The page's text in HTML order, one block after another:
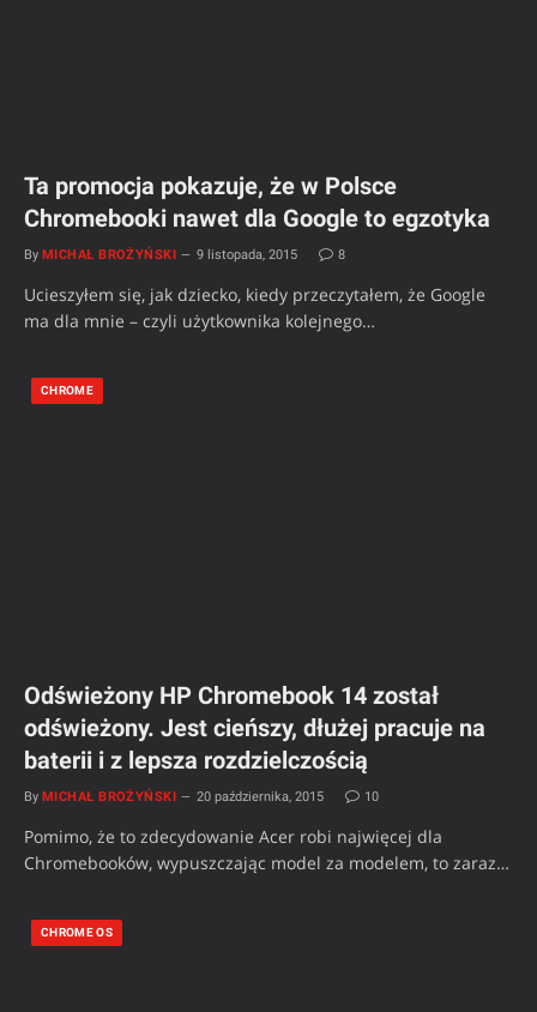
Ta promocja pokazuje, że w Polsce
Chromebooki nawet dla Google to egzotyka
By MICHAŁ BROŻYŃSKI 9 listopada, 2015 8
Ucieszyłem się, jak dziecko, kiedy przeczytałem, że Google
ma dla mnie – czyli użytkownika kolejnego…
CHROME
Odświeżony HP Chromebook 14 został
odświeżony. Jest cieńszy, dłużej pracuje na
baterii i z lepsza rozdzielczością
By MICHAŁ BROŻYŃSKI 20 października, 2015 10
Pomimo, że to zdecydowanie Acer robi najwięcej dla
Chromebooków, wypuszczając model za modelem, to zaraz…
CHROME OS